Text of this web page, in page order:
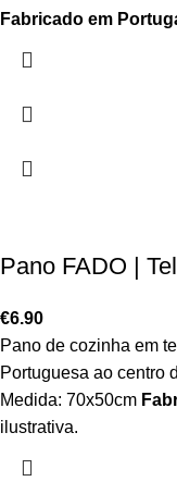
Fabricado em
Pano FADO |
€6.90
Pano de cozinha em
Portuguesa ao centro
Medida: 70x50cm
ilustrativa.